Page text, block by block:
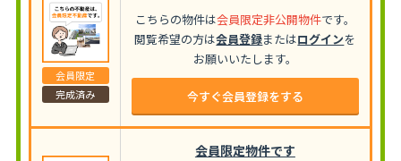
会員限定
完成済み
こちらの物件は会員限定非公開物件です。
閲覧希望の方は会員登録またはログインを
お願いいたします。
今すぐ会員登録をする
会員限定物件です